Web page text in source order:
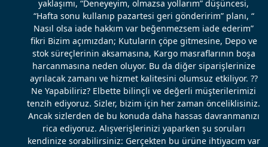
yaklaşımı, “Deneyeyim, olmazsa yollarım” düşüncesi,
“Hafta sonu kullanıp pazartesi geri gönderirim” planı, “
Nasıl olsa iade hakkım var beğenmezsem iade ederim”
fikri Bizim açımızdan; Kutuların çöpe gitmesine, Depo ve
stok süreçlerinin aksamasına, Kargo masraflarının boşa
harcanmasına neden oluyor. Bu da diğer siparişlerinize
ayrılacak zamanı ve hizmet kalitesini olumsuz etkiliyor. ??
Ne Yapabiliriz? Elbette bilinçli ve değerli müşterilerimizi
tenzih ediyoruz. Sizler, bizim için her zaman önceliklisiniz.
Ancak sizlerden de bu konuda daha hassas davranmanızı
rica ediyoruz. Alışverişlerinizi yaparken şu soruları
kendinize sorabilirsiniz: Gerçekten bu ürüne ihtiyacım var